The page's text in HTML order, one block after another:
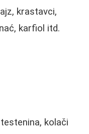
krastavci,
karfiol itd.
kolači